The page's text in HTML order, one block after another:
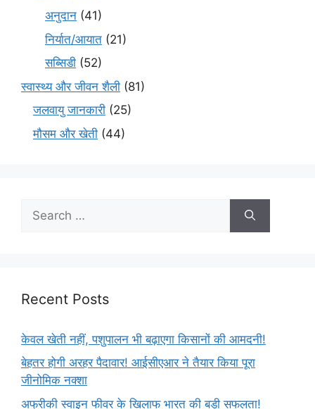
अनुदान (41)
निर्यात/आयात (21)
सब्सिडी (52)
स्वास्थ्य और जीवन शैली (81)
जलवायु जानकारी (25)
मौसम और खेती (44)
Recent Posts
केवल खेती नहीं, पशुपालन भी बढ़ाएगा किसानों की आमदनी!
बेहतर होगी अरहर पैदावार! आईसीएआर ने तैयार किया पूरा
जीनोमिक नक्शा
अफ्रीकी स्वाइन फीवर के खिलाफ भारत की बड़ी सफलता!